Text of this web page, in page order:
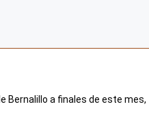
Bernalillo a finales de este mes,